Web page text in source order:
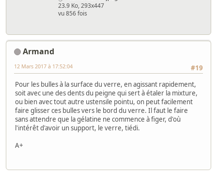
23.9 Ko, 293x447
vu 856 fois
Armand
#19
12 Mars 2017 à 17:52:04
Pour les bulles à la surface du verre, en agissant rapidement,
soit avec une des dents du peigne qui sert à étaler la mixture,
ou bien avec tout autre ustensile pointu, on peut facilement
faire glisser ces bulles vers le bord du verre. Il faut le faire
sans attendre que la gélatine ne commence à figer, d'où
l'intérêt d'avoir un support, le verre, tiédi.
A+